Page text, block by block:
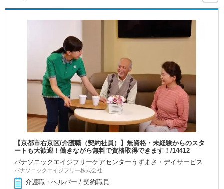
【京都市右京区/介護職（契約社員）】無資格・未経験からのスタ
ートも大歓迎！働きながら無料で資格取得できます！/14412
パナソニックエイジフリーケアセンターうずまさ・デイサービス
パナソニックエイジフリー株式会社
介護職・ヘルパー / 契約職員